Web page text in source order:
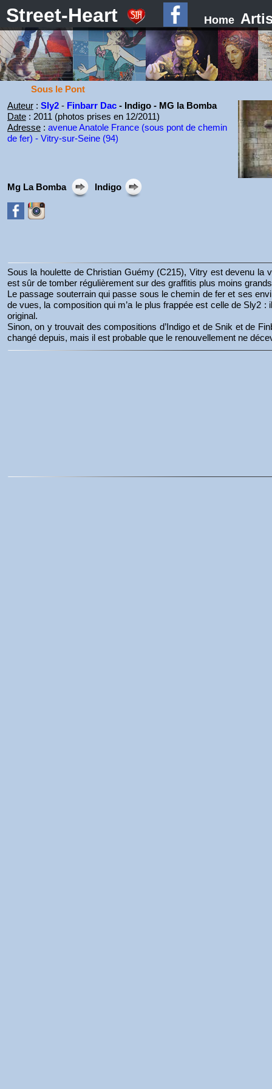
Street-Heart Home
Sous le Pont
Auteur: Sly2 - Finbarr Dac- Indigo - MG la Bomba
Date: 2011 (photos prises en 12/2011)
Adresse: avenue Anatole France (sous pont de chemin
de fer) - Vitry-sur-Seine (94)
Mg La Bomba Indigo
Sous la houlette de Christian Guémy (C215), Vitry est devenu la
est sûr de tomber régulièrement sur des graffitis plus moins
Le passage souterrain qui passe sous le chemin de fer et ses
de vues, la composition qui m’a le plus frappée est celle de Sly2
original.
Sinon, on y trouvait des compositions d’Indigo et de Snik et de
changé depuis, mais il est probable que le renouvellement ne